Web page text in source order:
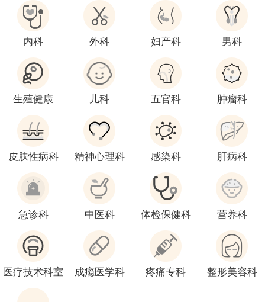
内科 外科 妇产科 男科
生殖健康 儿科 五官科 肿瘤科
皮肤性病科 精神心理科 感染科 肝病科
急诊科 中医科 体检保健科 营养科
医疗技术科室 成瘾医学科 疼痛专科 整形美容科